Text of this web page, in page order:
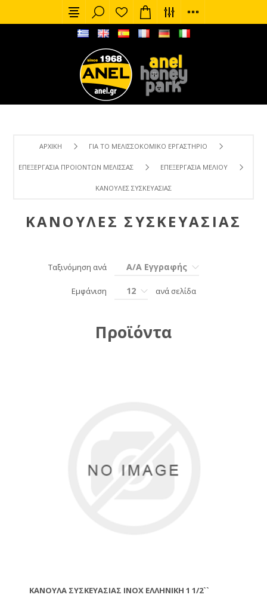
ΑΡΧΙΚΉ ΓΙΑ ΤΟ ΜΕΛΙΣΣΟΚΟΜΙΚΌ ΕΡΓΑΣΤΉΡΙΟ
ΕΠΕΞΕΡΓΑΣΊΑ ΠΡΟΙΌΝΤΩΝ ΜΈΛΙΣΣΑΣ ΕΠΕΞΕΡΓΑΣΊΑ ΜΕΛΙΟΎ
ΚΆΝΟΥΛΕΣ ΣΥΣΚΕΥΑΣΊΑΣ
ΚΆΝΟΥΛΕΣ ΣΥΣΚΕΥΑΣΊΑΣ
Ταξινόμηση ανά Α/Α Εγγραφής
Εμφάνιση 12 ανά σελίδα
Προϊόντα
ΚΆΝΟΥΛΑ ΣΥΣΚΕΥΑΣΊΑΣ ΙΝΟΧ ΕΛΛΗΝΙΚΗ 1 1/2``